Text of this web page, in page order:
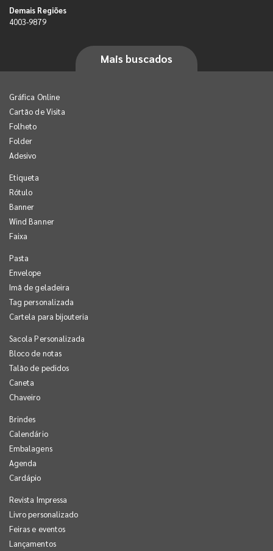
Demais Regiões
4003-9879
Mais buscados
Gráfica Online
Cartão de Visita
Folheto
Folder
Adesivo
Etiqueta
Rótulo
Banner
Wind Banner
Faixa
Pasta
Envelope
Imã de geladeira
Tag personalizada
Cartela para bijouteria
Sacola Personalizada
Bloco de notas
Talão de pedidos
Caneta
Chaveiro
Brindes
Calendário
Embalagens
Agenda
Cardápio
Revista Impressa
Livro personalizado
Feiras e eventos
Lançamentos